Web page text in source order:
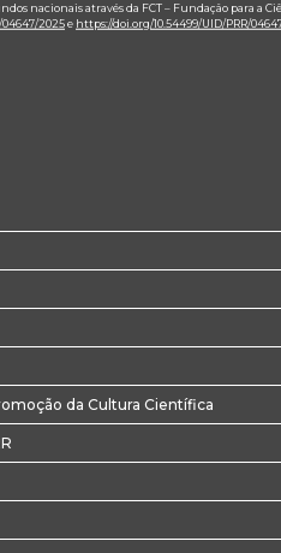
nacionais através da FCT – Fundação para a
04647/2025e https://doi.org/10.54499/UID/PRR/
da Cultura Científica